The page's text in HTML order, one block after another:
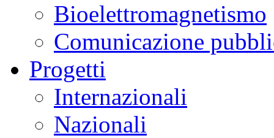
Bioelettromagnetismo
Comunicazione
Progetti
Internazionali
Nazionali